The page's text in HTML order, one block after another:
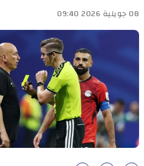
08 جويلية 2026 09:40